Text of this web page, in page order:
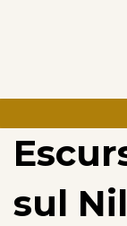
sul